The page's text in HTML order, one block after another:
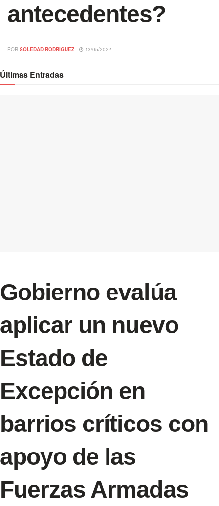
antecedentes?
POR SOLEDAD RODRIGUEZ 13/05/2022
Últimas Entradas
Gobierno evalúa
aplicar un nuevo
Estado de
Excepción en
barrios críticos con
apoyo de las
Fuerzas Armadas